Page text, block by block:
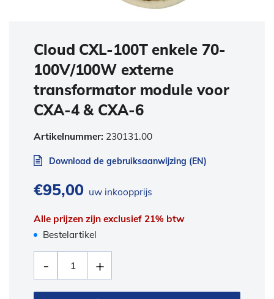
Cloud CXL-100T enkele 70-
100V/100W externe
transformator module voor
CXA-4 & CXA-6
Artikelnummer: 230131.00
Download de gebruiksaanwijzing (EN)
€95,00 uw inkoopprijs
Alle prijzen zijn exclusief 21% btw
Bestelartikel